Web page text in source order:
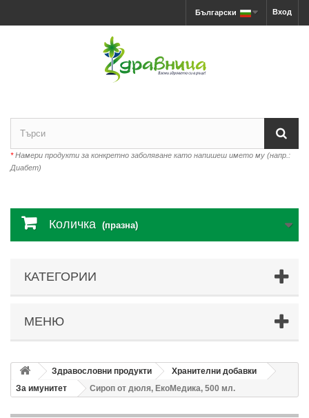
Вход
Български
*Намери продукти за конкретно заболяване като напишеш името му (напр.:
Диабет)
Количка (празна)
КАТЕГОРИИ
МЕНЮ
Здравословни продукти
Хранителни добавки
За имунитет
Сироп от дюля, ЕкоМедика, 500 мл.